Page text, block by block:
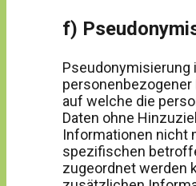
f)
Pseudonymisierung
personenbezogener
auf welche die
Daten ohne
Informationen nicht
spezifischen
zugeordnet werden